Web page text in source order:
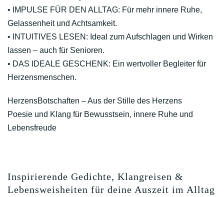
•
IMPULSE FÜR DEN ALLTAG: Für mehr innere Ruhe,
Gelassenheit und Achtsamkeit.
•
INTUITIVES LESEN: Ideal zum Aufschlagen und Wirken
lassen – auch für Senioren.
• DAS IDEALE GESCHENK: Ein wertvoller Begleiter für
Herzensmenschen.
HerzensBotschaften – Aus der Stille des Herzens
Poesie und Klang für Bewusstsein, innere Ruhe und
Lebensfreude
Inspirierende Gedichte, Klangreisen &
Lebensweisheiten für deine Auszeit im Alltag